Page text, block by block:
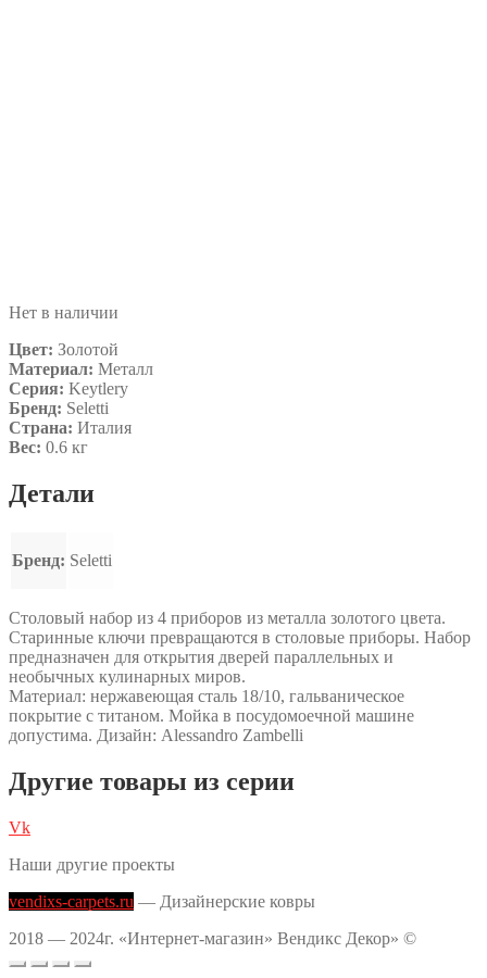
Нет в наличии
Цвет: Золотой
Материал: Металл
Серия: Keytlery
Бренд: Seletti
Страна: Италия
Вес: 0.6 кг
Детали
Бренд: Seletti
Столовый набор из 4 приборов из металла золотого цвета.
Старинные ключи превращаются в столовые приборы. Набор
предназначен для открытия дверей параллельных и
необычных кулинарных миров.
Материал: нержавеющая сталь 18/10, гальваническое
покрытие с титаном. Мойка в посудомоечной машине
допустима. Дизайн: Alessandro Zambelli
Другие товары из серии
Vk
Наши другие проекты
vendixs-carpets.ru — Дизайнерские ковры
2018 — 2024г. «Интернет-магазин» Вендикс Декор» ©